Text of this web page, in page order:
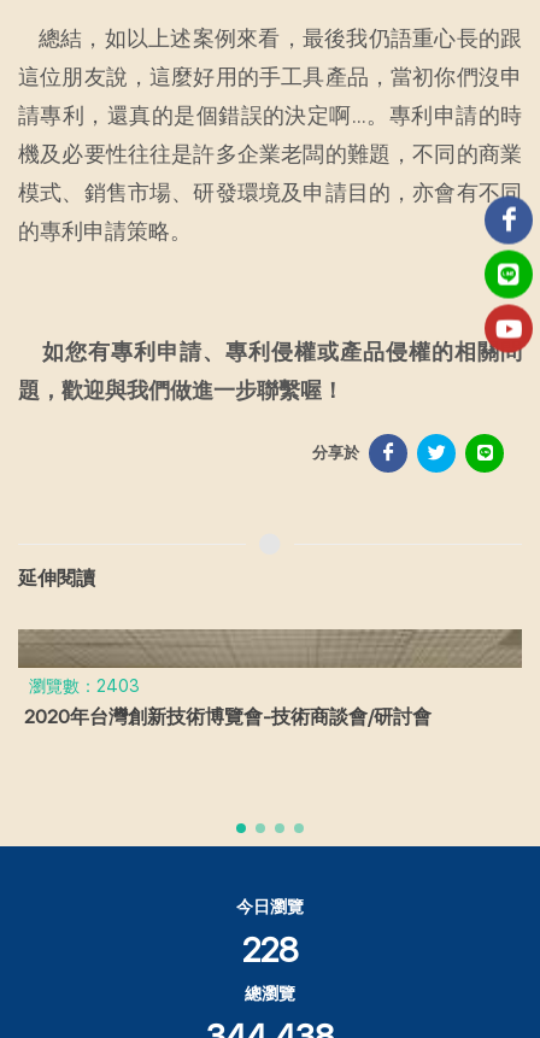
總結，如以上述案例來看，最後我仍語重心長的跟
這位朋友說，這麼好用的手工具產品，當初你們沒申
請專利，還真的是個錯誤的決定啊…。專利申請的時
機及必要性往往是許多企業老闆的難題，不同的商業
模式、銷售市場、研發環境及申請目的，亦會有不同
的專利申請策略。
如您有專利申請、專利侵權或產品侵權的相關問
題，歡迎與我們做進一步聯繫喔！
分享於
延伸閱讀
瀏覽數：2403
2020年台灣創新技術博覽會-技術商談會/研討會
今日瀏覽
228
總瀏覽